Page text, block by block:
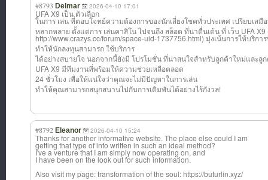
#8793 Delmar 2026-04-10 17:01
UFA X9 เป็น ตัวเลือก
ในการ เล่น ที่ตอบโจทย์ความต้องการของนักเสี่ยงโชคทั่วประเทศ เปรียบเส
หลากหลาย ตั้งแต่การ เล่นคาสิโน ไปจนถึง สล็อต ที่น่าตื่นเต้น ที่ เว็บ UFA X9
http://www.crazys.cc/forum/space-uid-1737756.html) มุ่งเน้นการให้บริกา
ทำให้นักลงทุนสามารถ ใช้บริการ
ได้อย่างสบายใจ นอกจากนี้ยังมี โปรโมชั่น ที่น่าสนใจสำหรับลูกค้าใหม่และล
UFA X9 มีทีมงานที่พร้อมให้ความช่วยเหลือตลอด
24 ชั่วโมง เพื่อให้แน่ใจว่าคุณจะไม่มีปัญหาในการเล่น
ทำให้คุณสามารถสนุกสนานไปกับการเดิมพันได้อย่างไร้กังวล!
#8792 Eleanor 2026-04-10 15:24
Thanks for another informative website. The place else could I am
getting that type of info written in such an ideal method?
I've a venture that I am simply now operating on, and
I have been on the look out for such information.
Also visit my page: transformation of the soul: https://buturlin.xyz/